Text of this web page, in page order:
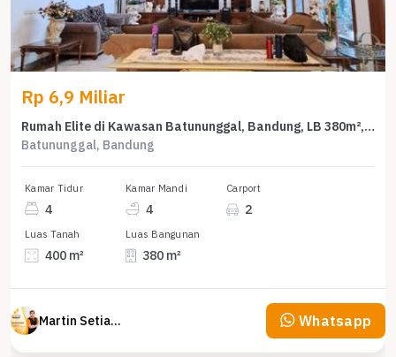
Rp 6,9 Miliar
Rumah Elite di Kawasan Batununggal, Bandung, LB 380m², Harga 6,9 Miliar
Batununggal, Bandung
Kamar Tidur
4
Kamar Mandi
4
Carport
2
Luas Tanah
400 m²
Luas Bangunan
380 m²
Martin Setiawan Tjandra Whatsapp